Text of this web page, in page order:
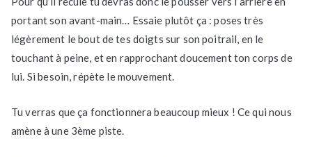
portant son avant-main… Essaie plutôt ça : poses très
légèrement le bout de tes doigts sur son poitrail, en le
touchant à peine, et en rapprochant doucement ton corps de
lui. Si besoin, répète le mouvement.
Tu verras que ça fonctionnera beaucoup mieux ! Ce qui nous
amène à une 3ème piste.